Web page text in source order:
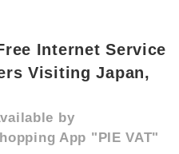
Internet Service
Visiting Japan,
by
App "PIE VAT"